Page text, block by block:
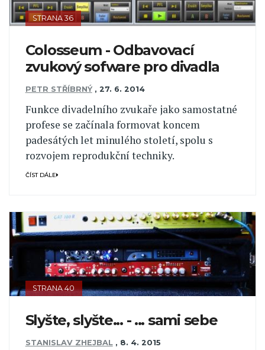
STRANA 36
Colosseum - Odbavovací
zvukový sofware pro divadla
PETR STŘÍBRNÝ , 27. 6. 2014
Funkce divadelního zvukaře jako samostatné
profese se začínala formovat koncem
padesátých let minulého století, spolu s
rozvojem reprodukční techniky.
ČÍST DÁLE
STRANA 40
Slyšte, slyšte... - ... sami sebe
STANISLAV ZHEJBAL , 8. 4. 2015